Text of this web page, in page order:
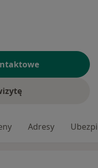
Adresy